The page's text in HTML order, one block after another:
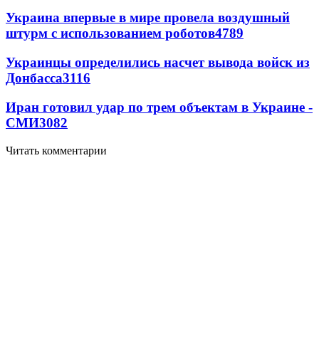
Украина впервые в мире провела воздушный
штурм с использованием роботов4789
Украинцы определились насчет вывода войск из
Донбасса3116
Иран готовил удар по трем объектам в Украине -
СМИ3082
Читать комментарии